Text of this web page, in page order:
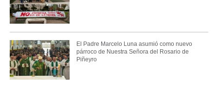
El Padre Marcelo Luna asumió como nuevo
párroco de Nuestra Señora del Rosario de
Piñeyro